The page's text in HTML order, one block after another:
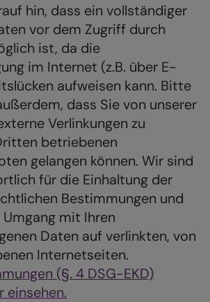
hin, dass ein vollständiger
vor dem Zugriff durch
ist, da die
im Internet (z.B. über E-
aufweisen kann. Bitte
dass Sie von unserer
Verlinkungen zu
betriebenen
gelangen können. Wir sind
für die Einhaltung der
Bestimmungen und
mit Ihren
Daten auf verlinkten, von
Internetseiten.
(§. 4 DSG-EKD)
einsehen.